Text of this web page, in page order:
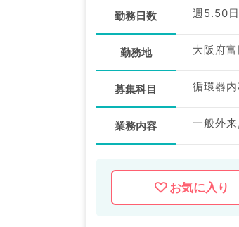
勤務日数 週5.50日
勤務地 大阪府
募集科目 循環器
業務内容 一般外
お気に入り